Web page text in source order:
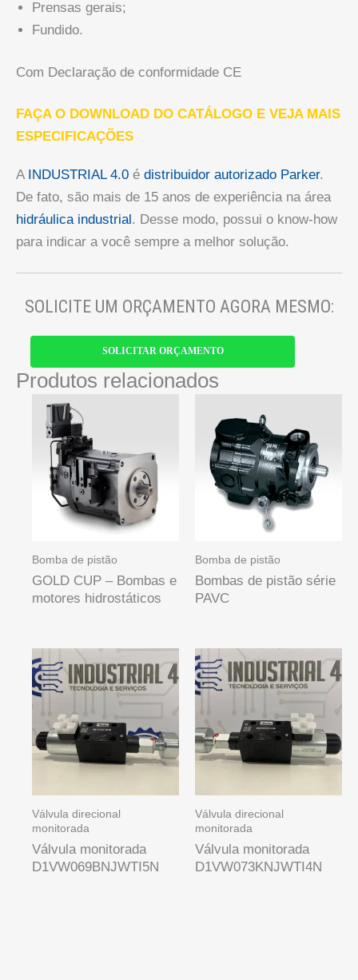
Prensas gerais;
Fundido.
Com Declaração de conformidade CE
FAÇA O DOWNLOAD DO CATÁLOGO E VEJA MAIS
ESPECIFICAÇÕES
A INDUSTRIAL 4.0 é distribuidor autorizado Parker.
De fato, são mais de 15 anos de experiência na área
hidráulica industrial. Desse modo, possui o know-how
para indicar a você sempre a melhor solução.
SOLICITE UM ORÇAMENTO AGORA MESMO:
SOLICITAR ORÇAMENTO
Produtos relacionados
Bomba de pistão
GOLD CUP – Bombas e
motores hidrostáticos
Bomba de pistão
Bombas de pistão série
PAVC
Válvula direcional
monitorada
Válvula monitorada
D1VW069BNJWTI5N
Válvula direcional
monitorada
Válvula monitorada
D1VW073KNJWTI4N